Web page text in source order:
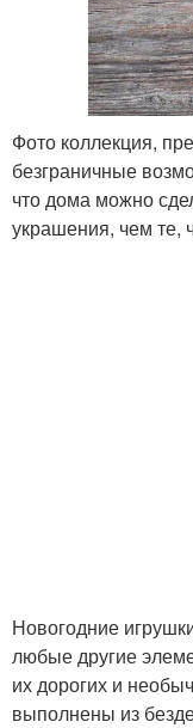
Фото коллекция,
безграничные
что дома можно
украшения, чем те,
Новогодние
любые другие
их дорогих и
выполнены из